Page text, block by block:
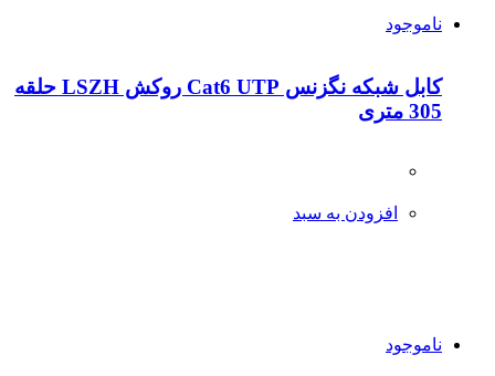
ناموجود
کابل شبکه نگزنس Cat6 UTP روکش LSZH حلقه
305 متری
افزودن به سبد
ناموجود